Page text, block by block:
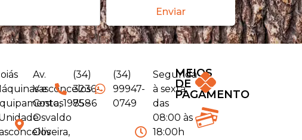
Enviar
e
Unidade
Av.
Vasconcelos
Costa, 1975 -
Osvaldo
Oliveira,
(34)
3236-
8586
(34)
99947-
0749
Segunda
à sexta
das
08:00 às
18:00h
MEIOS
DE
PAGAMENTO